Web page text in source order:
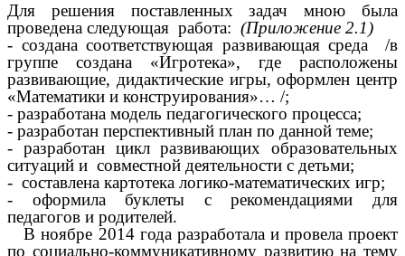
Для решения поставленных задач мною была
проведена следующая работа: (Приложение 2.1)
- создана соответствующая развивающая среда /в
группе создана «Игротека», где расположены
развивающие, дидактические игры, оформлен центр
«Математики и конструирования»… /;
- разработана модель педагогического процесса;
- разработан перспективный план по данной теме;
- разработан цикл развивающих образовательных
ситуаций и совместной деятельности с детьми;
- составлена картотека логико-математических игр;
- оформила буклеты с рекомендациями для
педагогов и родителей.
В ноябре 2014 года разработала и провела проект
по социально-коммуникативному развитию на тему